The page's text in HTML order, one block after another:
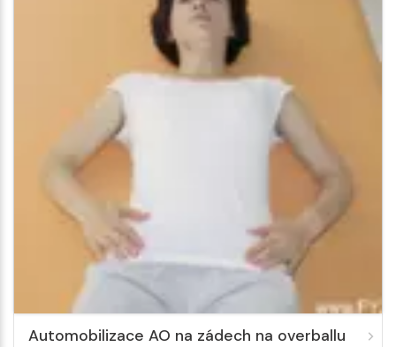
Automobilizace AO na zádech na overballu